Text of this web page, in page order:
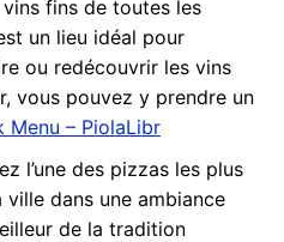
fins de toutes les
un lieu idéal pour
ou redécouvrir les vins
vous pouvez y prendre un
Menu – PiolaLibr
l’une des pizzas les plus
dans une ambiance
de la tradition